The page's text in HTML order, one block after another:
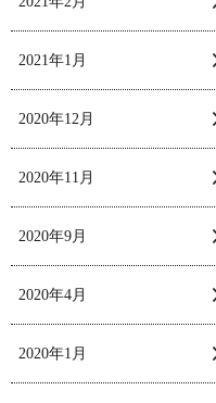
2021年1月
2020年12月
2020年11月
2020年9月
2020年4月
2020年1月